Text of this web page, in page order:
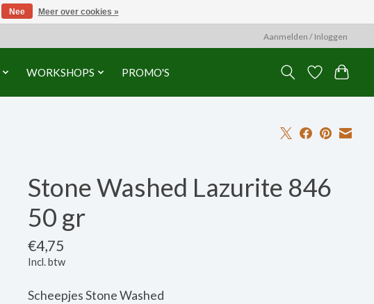
Aanmelden / Inloggen
WORKSHOPS PROMO'S
Stone Washed Lazurite 846
50 gr
€4,75
Incl. btw
Scheepjes Stone Washed
Nee Meer over cookies »